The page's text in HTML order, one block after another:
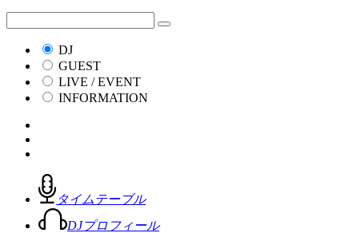
DJ
GUEST
LIVE / EVENT
INFORMATION
タイムテーブル
DJプロフィール